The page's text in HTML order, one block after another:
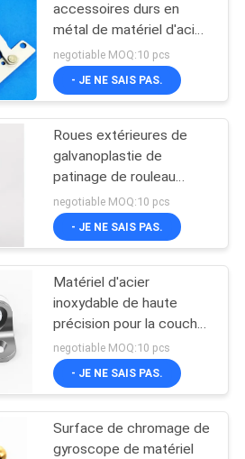
accessoires durs en
métal de matériel d'acier
inoxydable du ressort
negotiable MOQ:10 pcs
- JE NE SAIS PAS.
Roues extérieures de
galvanoplastie de
patinage de rouleau
reliant des pièces de
matériel
negotiable MOQ:10 pcs
- JE NE SAIS PAS.
Matériel d'acier
inoxydable de haute
précision pour la couche
de présentoir de magasin
negotiable MOQ:10 pcs
- JE NE SAIS PAS.
Surface de chromage de
gyroscope de matériel